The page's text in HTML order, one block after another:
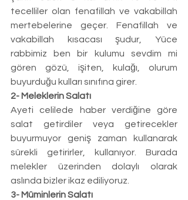
tecelliler olan fenafillah ve vakabillah
mertebelerine geçer. Fenafillah ve
vakabillah kısacası şudur, Yüce
rabbimiz ben bir kulumu sevdim mi
gören gözü, işiten, kulağı, olurum
buyurduğu kulları sınıfına girer.
2- Meleklerin Salatı
Ayeti celilede haber verdiğine göre
salat getirdiler veya getirecekler
buyurmuyor geniş zaman kullanarak
sürekli getirirler, kullanıyor. Burada
melekler üzerinden dolaylı olarak
aslında bizler ikaz ediliyoruz.
3- Müminlerin Salatı